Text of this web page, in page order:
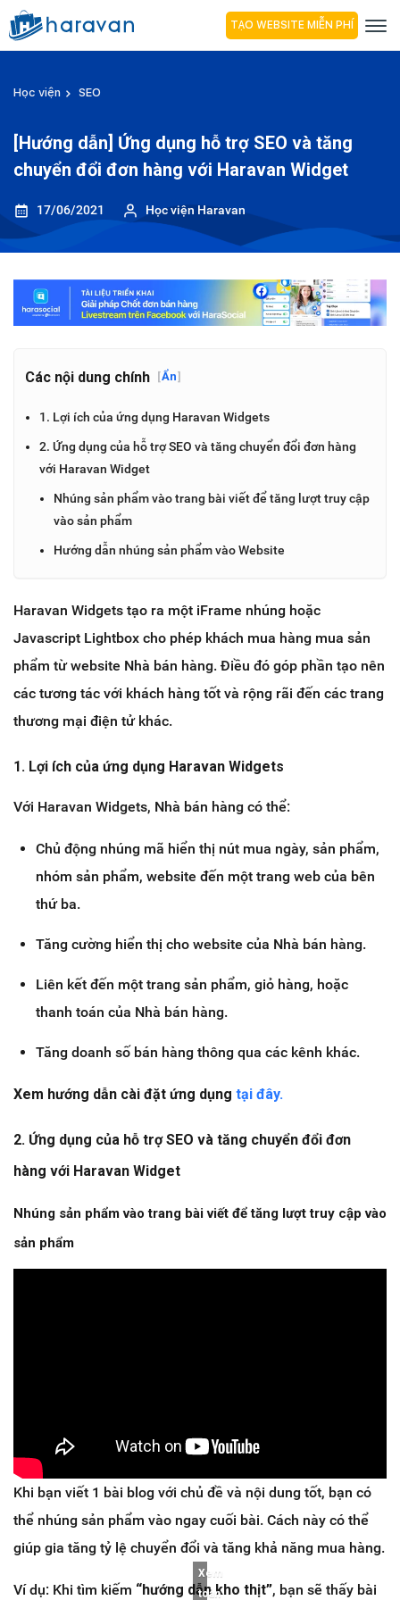
TẠO WEBSITE MIỄN PHÍ
Học viện SEO
[Hướng dẫn] Ứng dụng hỗ trợ SEO và tăng
chuyển đổi đơn hàng với Haravan Widget
17/06/2021 Học viện Haravan
Các nội dung chính [Ẩn]
1. Lợi ích của ứng dụng Haravan Widgets
2. Ứng dụng của hỗ trợ SEO và tăng chuyển đổi đơn hàng
với Haravan Widget
Nhúng sản phẩm vào trang bài viết để tăng lượt truy cập
vào sản phẩm
Hướng dẫn nhúng sản phẩm vào Website
Haravan Widgets tạo ra một iFrame nhúng hoặc
Javascript Lightbox cho phép khách mua hàng mua sản
phẩm từ website Nhà bán hàng. Điều đó góp phần tạo nên
các tương tác với khách hàng tốt và rộng rãi đến các trang
thương mại điện tử khác.
1. Lợi ích của ứng dụng Haravan Widgets
Với Haravan Widgets, Nhà bán hàng có thể:
Chủ động nhúng mã hiển thị nút mua ngày, sản phẩm,
nhóm sản phẩm, website đến một trang web của bên
thứ ba.
Tăng cường hiển thị cho website của Nhà bán hàng.
Liên kết đến một trang sản phẩm, giỏ hàng, hoặc
thanh toán của Nhà bán hàng.
Tăng doanh số bán hàng thông qua các kênh khác.
Xem hướng dẫn cài đặt ứng dụng tại đây.
2. Ứng dụng của hỗ trợ SEO và tăng chuyển đổi đơn
hàng với Haravan Widget
Nhúng sản phẩm vào trang bài viết để tăng lượt truy cập vào
sản phẩm
Khi bạn viết 1 bài blog với chủ đề và nội dung tốt, bạn có
thể nhúng sản phẩm vào ngay cuối bài. Cách này có thể
giúp gia tăng tỷ lệ chuyển đổi và tăng khả năng mua hàng.
Ví dụ: Khi tìm kiếm “hướng dẫn kho thịt”, bạn sẽ thấy bài
Xem
toàn